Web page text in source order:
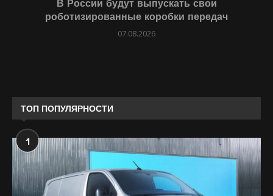
В России будут выпускать свои
роботизированные коробки передач
07.08.2026
ТОП ПОПУЛЯРНОСТИ
1